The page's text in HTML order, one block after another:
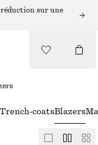
réduction sur une
Trench-coatsBlazers